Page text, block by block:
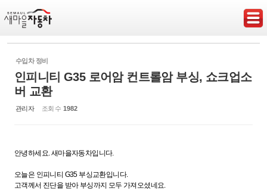
수입차 정비
인피니티 G35 로어암 컨트롤암 부싱, 쇼크업소
버 교환
관리자 조회 수 1982
안녕하세요. 새마을자동차입니다.
오늘은 인피니티 G35 부싱교환입니다.
고객께서 진단을 받아 부싱까지 모두 가져오셨네요.
Sketchbook5, 스케치북5
Sketchbook5, 스케치북5